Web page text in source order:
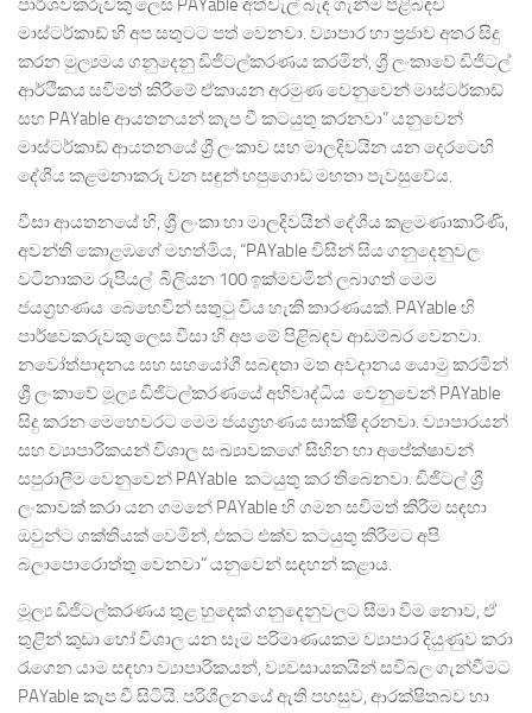
පාර්ශවකරුවකු ලෙස PAYable අත්වැල් බැඳ ගැනීම පිළිබඳව
මාස්ටර්කාඩ් හි අප සතුටට පත් වෙනවා. ව්‍යාපාර හා ප්‍රජාව අතර සිදු
කරන මුල්‍යමය ගනුදෙනු ඩිජිටල්කරණය කරමින්, ශ්‍රී ලංකාවේ ඩිජිටල්
ආර්ථිකය සවිමත් කිරීමේ ඒකායන අරමුණ වෙනුවෙන් මාස්ටර්කාඩ්
සහ PAYable ආයතනයන් කැප වී කටයුතු කරනවා” යනුවෙන්
මාස්ටර්කාඩ් ආයතනයේ ශ්‍රී ලංකාව සහ මාලදිවයින යන දෙරටෙහි
දේශීය කළමනාකරු වන සඳුන් හපුගොඩ මහතා පැවසුවේය.
වීසා ආයතනයේ හි, ශ්‍රී ලංකා හා මාලදිවයින් දේශීය කළමණාකාරිණි,
අවන්ති කොළඹගේ මහත්මිය, “PAYable විසින් සිය ගනුදෙනුවල
වටිනාකම රුපියල් බිලියන 100 ඉක්මවමින් ලබාගත් මෙම
ජයග්‍රහණය බෙහෙවින් සතුටු විය හැකි කාරණයක්. PAYable හි
පාර්ෂවකරුවකු ලෙස වීසා හි අප මේ පිළිබඳව ආඩම්බර වෙනවා.
නවෝත්පාදනය සහ සහයෝගී සබඳතා මත අවදානය යොමු කරමින්
ශ්‍රී ලංකාවේ මූල්‍ය ඩිජිටල්කරණයේ අභිවෘද්ධිය වෙනුවෙන් PAYable
සිදු කරන මෙහෙවරට මෙම ජයග්‍රහණය සාක්ෂි දරනවා. ව්‍යාපාරයන්
සහ ව්‍යාපාරිකයන් විශාල සංඛ්‍යාවකගේ සිහින හා අපේක්ෂාවන්
සපුරාලීම වෙනුවෙන් PAYable කටයුතු කර තිබෙනවා. ඩිජිටල් ශ්‍රී
ලංකාවක් කරා යන ගමනේ PAYable හි ගමන සවිමත් කිරීම සඳහා
ඔවුන්ට ශක්තියක් වෙමින්, එකට එක්ව කටයුතු කිරීමට අපි
බලාපොරොත්තු වෙනවා” යනුවෙන් සඳහන් කළාය.
මූල්‍ය ඩිජිටල්කරණය තුළ හුදෙක් ගනුදෙනුවලට සීමා වීම නොව, ඒ
තුළින් කුඩා හෝ විශාල යන සෑම පරිමාණයකම ව්‍යාපාර දියුණුව කරා
රැගෙන යාම සඳහා ව්‍යාපාරිකයන්, ව්‍යවසායකයින් සවිබල ගැන්වීමට
PAYable කැප වී සිටියි. පරිශීලනයේ ඇති පහසුව, ආරක්ෂිතබව හා